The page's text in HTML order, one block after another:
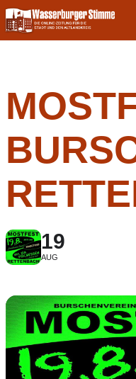
Skip
to
content
19
AUG